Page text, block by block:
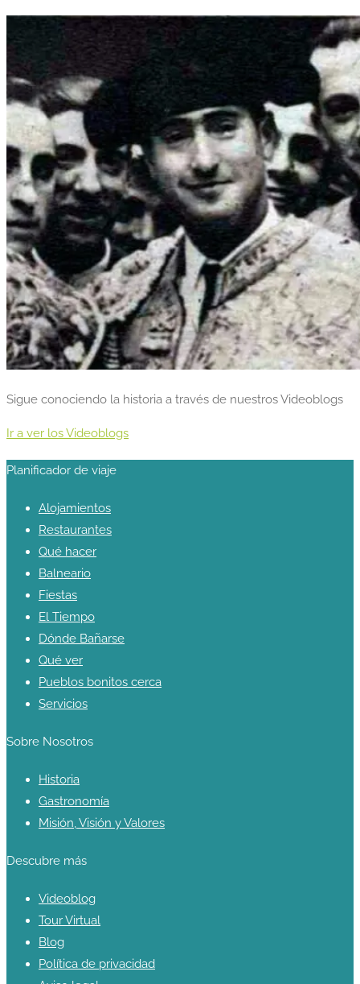
Sigue conociendo la historia a través de nuestros Videoblogs
Ir a ver los Videoblogs
Planificador de viaje
Alojamientos
Restaurantes
Qué hacer
Balneario
Fiestas
El Tiempo
Dónde Bañarse
Qué ver
Pueblos bonitos cerca
Servicios
Sobre Nosotros
Historia
Gastronomía
Misión, Visión y Valores
Descubre más
Videoblog
Tour Virtual
Blog
Política de privacidad